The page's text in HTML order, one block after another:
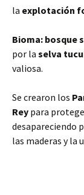
la explotación
Bioma: bosque
por la selva
valiosa.
Se crearon los
Rey para
desapareciendo
las maderas y la